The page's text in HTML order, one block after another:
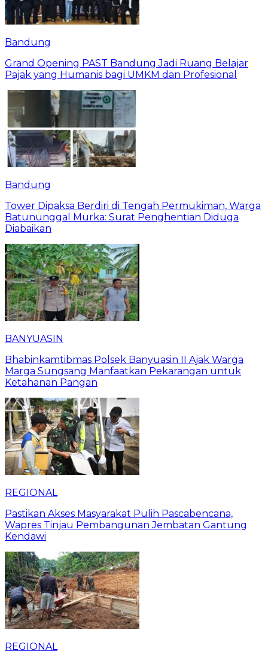
Bandung
Grand Opening PAST Bandung Jadi Ruang Belajar
Pajak yang Humanis bagi UMKM dan Profesional
Bandung
Tower Dipaksa Berdiri di Tengah Permukiman, Warga
Batununggal Murka: Surat Penghentian Diduga
Diabaikan
BANYUASIN
Bhabinkamtibmas Polsek Banyuasin II Ajak Warga
Marga Sungsang Manfaatkan Pekarangan untuk
Ketahanan Pangan
REGIONAL
Pastikan Akses Masyarakat Pulih Pascabencana,
Wapres Tinjau Pembangunan Jembatan Gantung
Kendawi
REGIONAL